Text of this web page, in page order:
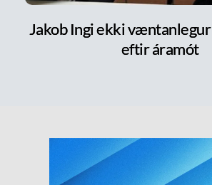
Jakob Ingi ekki
eftir áramót